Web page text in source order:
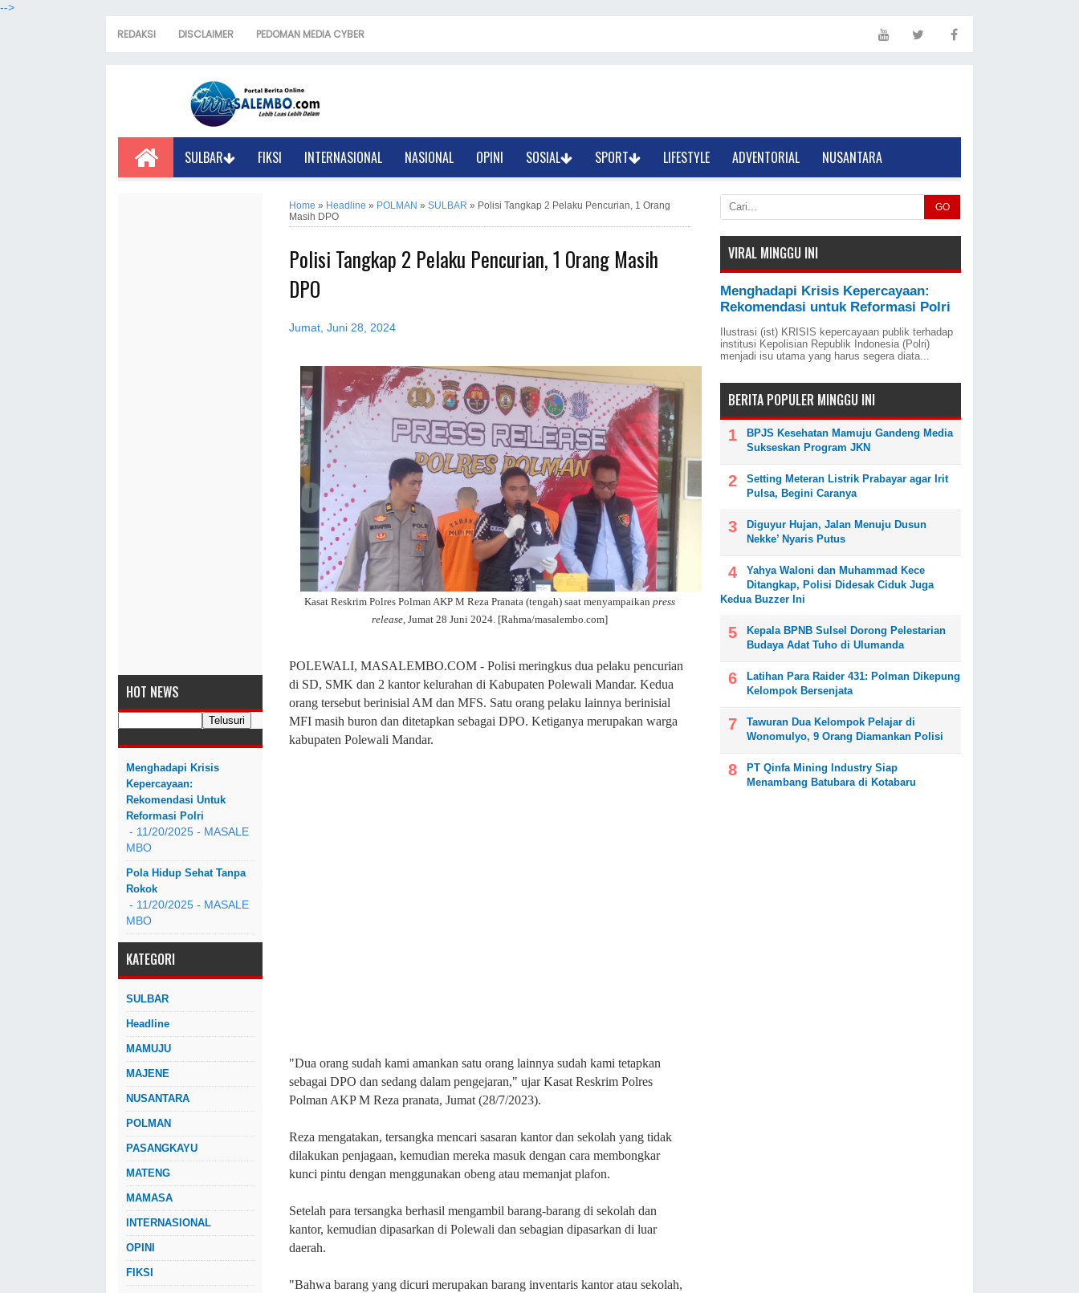
-->
REDAKSI DISCLAIMER PEDOMAN MEDIA CYBER
SULBAR FIKSI INTERNASIONAL NASIONAL OPINI SOSIAL SPORT LIFESTYLE ADVENTORIAL NUSANTARA
HOT NEWS
Menghadapi Krisis
Kepercayaan:
Rekomendasi Untuk
Reformasi Polri
- 11/20/2025 - MASALE
MBO
Pola Hidup Sehat Tanpa
Rokok
- 11/20/2025 - MASALE
MBO
KATEGORI
SULBAR
Headline
MAMUJU
MAJENE
NUSANTARA
POLMAN
PASANGKAYU
MATENG
MAMASA
INTERNASIONAL
OPINI
FIKSI
Home » Headline » POLMAN » SULBAR » Polisi Tangkap 2 Pelaku Pencurian, 1 Orang
Masih DPO
Polisi Tangkap 2 Pelaku Pencurian, 1 Orang Masih
DPO
Jumat, Juni 28, 2024
Kasat Reskrim Polres Polman AKP M Reza Pranata (tengah) saat menyampaikan press
release, Jumat 28 Juni 2024. [Rahma/masalembo.com]
POLEWALI, MASALEMBO.COM - Polisi meringkus dua pelaku pencurian
di SD, SMK dan 2 kantor kelurahan di Kabupaten Polewali Mandar. Kedua
orang tersebut berinisial AM dan MFS. Satu orang pelaku lainnya berinisial
MFI masih buron dan ditetapkan sebagai DPO. Ketiganya merupakan warga
kabupaten Polewali Mandar.
"Dua orang sudah kami amankan satu orang lainnya sudah kami tetapkan
sebagai DPO dan sedang dalam pengejaran," ujar Kasat Reskrim Polres
Polman AKP M Reza pranata, Jumat (28/7/2023).
Reza mengatakan, tersangka mencari sasaran kantor dan sekolah yang tidak
dilakukan penjagaan, kemudian mereka masuk dengan cara membongkar
kunci pintu dengan menggunakan obeng atau memanjat plafon.
Setelah para tersangka berhasil mengambil barang-barang di sekolah dan
kantor, kemudian dipasarkan di Polewali dan sebagian dipasarkan di luar
daerah.
"Bahwa barang yang dicuri merupakan barang inventaris kantor atau sekolah,
GO
VIRAL MINGGU INI
Menghadapi Krisis Kepercayaan:
Rekomendasi untuk Reformasi Polri
Ilustrasi (ist) KRISIS kepercayaan publik terhadap
institusi Kepolisian Republik Indonesia (Polri)
menjadi isu utama yang harus segera diata...
BERITA POPULER MINGGU INI
BPJS Kesehatan Mamuju Gandeng Media
Sukseskan Program JKN
Setting Meteran Listrik Prabayar agar Irit
Pulsa, Begini Caranya
Diguyur Hujan, Jalan Menuju Dusun
Nekke’ Nyaris Putus
Yahya Waloni dan Muhammad Kece
Ditangkap, Polisi Didesak Ciduk Juga
Kedua Buzzer Ini
Kepala BPNB Sulsel Dorong Pelestarian
Budaya Adat Tuho di Ulumanda
Latihan Para Raider 431: Polman Dikepung
Kelompok Bersenjata
Tawuran Dua Kelompok Pelajar di
Wonomulyo, 9 Orang Diamankan Polisi
PT Qinfa Mining Industry Siap
Menambang Batubara di Kotabaru